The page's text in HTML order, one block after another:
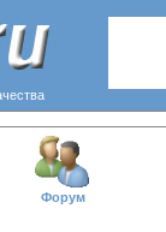
Форум